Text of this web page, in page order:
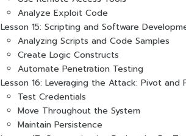
Analyze Exploit Code
Lesson 15: Scripting and Software
Analyzing Scripts and Code Samples
Create Logic Constructs
Automate Penetration Testing
Lesson 16: Leveraging the Attack: Pivot and
Test Credentials
Move Throughout the System
Maintain Persistence